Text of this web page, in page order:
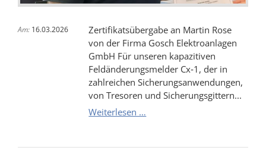
Am: 16.03.2026
Zertifikatsübergabe an Martin Rose
von der Firma Gosch Elektroanlagen
GmbH Für unseren kapazitiven
Feldänderungsmelder Cx‑1, der in
zahlreichen Sicherungsanwendungen,
von Tresoren und Sicherungsgittern...
Weiterlesen …
für